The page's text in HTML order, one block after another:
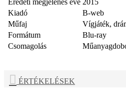
Eredeti megjelenés éve 2015
Kiadó
B-web
Műfaj
Vígjáték,
Formátum
Blu-ray
Csomagolás
ÉRTÉKELÉSEK